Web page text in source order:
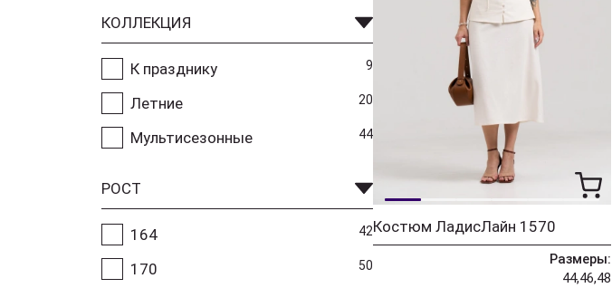
КОЛЛЕКЦИЯ
К празднику 9
Летние 20
Мультисезонные 44
РОСТ
164 42
170 50
Костюм ЛадисЛайн 1570
Размеры:
44,46,48